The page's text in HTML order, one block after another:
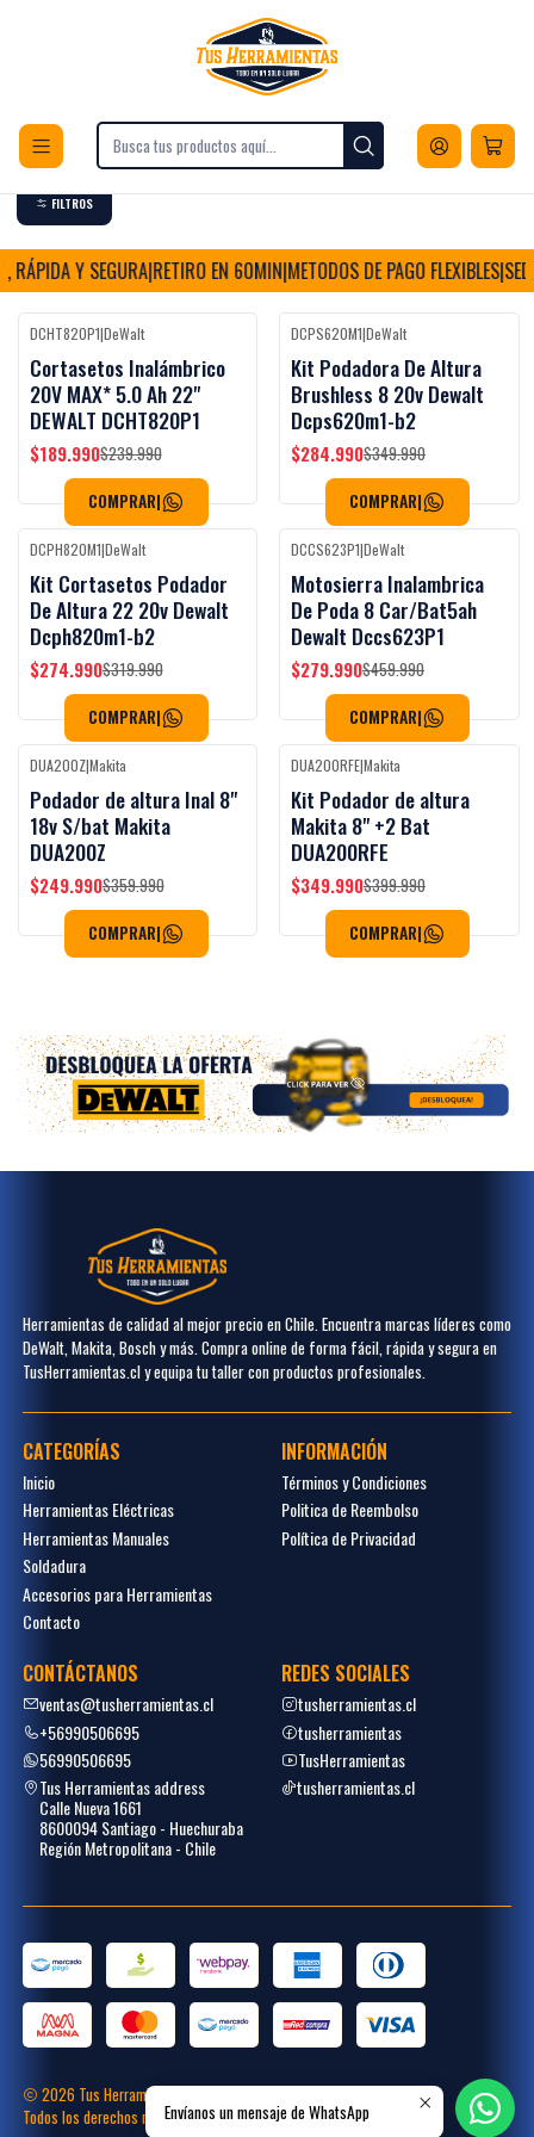
Envios a todo Chile
Herramientas Herramientas para Jardín
Cortasetos
FILTROS
RÁPIDA Y SEGURA|RETIRO EN 60MIN|METODOS DE PAGO FLEXIBLES|
-21%OFF
DCHT820P1|DeWalt
Cortasetos Inalámbrico
20V MAX* 5.0 Ah 22"
DEWALT DCHT820P1
$189.990$239.990
COMPRAR|
-19%OFF
DCPS620M1|DeWalt
Kit Podadora De Altura
Brushless 8 20v Dewalt
Dcps620m1-b2
$284.990$349.990
COMPRAR|
-14%OFF
DCPH820M1|DeWalt
Kit Cortasetos Podador
De Altura 22 20v Dewalt
Dcph820m1-b2
$274.990$319.990
COMPRAR|
-39%OFF
DCCS623P1|DeWalt
Motosierra Inalambrica
De Poda 8 Car/Bat5ah
Dewalt Dccs623P1
$279.990$459.990
COMPRAR|
-31%OFF
DUA200Z|Makita
Podador de altura Inal 8"
18v S/bat Makita
DUA200Z
$249.990$359.990
COMPRAR|
-13%OFF
DUA200RFE|Makita
Kit Podador de altura
Makita 8" +2 Bat
DUA200RFE
$349.990$399.990
COMPRAR|
Herramientas de calidad al mejor precio en Chile. Encuentra marcas líderes como
DeWalt, Makita, Bosch y más. Compra online de forma fácil, rápida y segura en
TusHerramientas.cl y equipa tu taller con productos profesionales.
CATEGORÍAS
Inicio
Herramientas Eléctricas
Herramientas Manuales
Soldadura
Accesorios para Herramientas
Contacto
INFORMACIÓN
Términos y Condiciones
Politica de Reembolso
Política de Privacidad
CONTÁCTANOS
ventas@tusherramientas.cl
+56990506695
56990506695
Tus Herramientas address
Calle Nueva 1661
8600094 Santiago - Huechuraba
Región Metropolitana - Chile
REDES SOCIALES
tusherramientas.cl
tusherramientas
TusHerramientas
tusherramientas.cl
2026 Tus Herramientas.
Todos los derechos reservados.Desarrollado porPlacecommerce
Envíanos un mensaje de WhatsApp